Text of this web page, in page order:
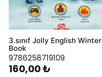
3.sınıf Jolly English Winter
Book
9786258719109
160,00 ₺